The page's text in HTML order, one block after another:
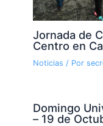
Jornada de
Centro en
Noticias / Por
Domingo
– 19 de